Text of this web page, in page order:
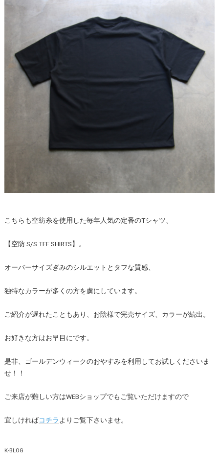
こちらも空紡糸を使用した毎年人気の定番のTシャツ、
【空防 S/S TEE SHIRTS】。
オーバーサイズぎみのシルエットとタフな質感、
独特なカラーが多くの方を虜にしています。
ご紹介が遅れたこともあり、お陰様で完売サイズ、カラーが続出。
お好きな方はお早目にです。
是非、ゴールデンウィークのおやすみを利用してお試しくださいま
せ！！
ご来店が難しい方はWEBショップでもご覧いただけますので
宜しければコチラよりご覧下さいませ。
K-BLOG